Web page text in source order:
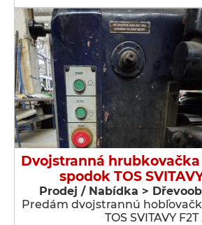
Dvojstranná
spodok TOS
Prodej / Nabídka >
Predám dvojstrannú
TOS SVITAVY F2T